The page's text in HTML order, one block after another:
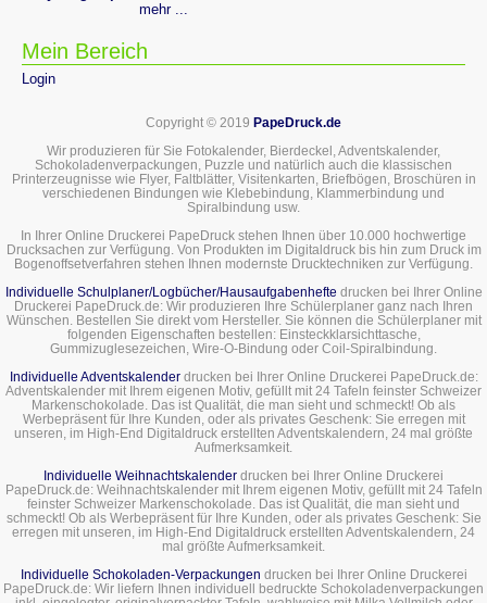
mehr ...
Mein Bereich
Login
Copyright © 2019 PapeDruck.de
Wir produzieren für Sie Fotokalender, Bierdeckel, Adventskalender,
Schokoladenverpackungen, Puzzle und natürlich auch die klassischen
Printerzeugnisse wie Flyer, Faltblätter, Visitenkarten, Briefbögen, Broschüren in
verschiedenen Bindungen wie Klebebindung, Klammerbindung und
Spiralbindung usw.
In Ihrer Online Druckerei PapeDruck stehen Ihnen über 10.000 hochwertige
Drucksachen zur Verfügung. Von Produkten im Digitaldruck bis hin zum Druck im
Bogenoffsetverfahren stehen Ihnen modernste Drucktechniken zur Verfügung.
Individuelle Schulplaner/Logbücher/Hausaufgabenhefte drucken bei Ihrer Online
Druckerei PapeDruck.de: Wir produzieren Ihre Schülerplaner ganz nach Ihren
Wünschen. Bestellen Sie direkt vom Hersteller. Sie können die Schülerplaner mit
folgenden Eigenschaften bestellen: Einsteckklarsichttasche,
Gummizuglesezeichen, Wire-O-Bindung oder Coil-Spiralbindung.
Individuelle Adventskalenderdrucken bei Ihrer Online Druckerei PapeDruck.de:
Adventskalender mit Ihrem eigenen Motiv, gefüllt mit 24 Tafeln feinster Schweizer
Markenschokolade. Das ist Qualität, die man sieht und schmeckt! Ob als
Werbepräsent für Ihre Kunden, oder als privates Geschenk: Sie erregen mit
unseren, im High-End Digitaldruck erstellten Adventskalendern, 24 mal größte
Aufmerksamkeit.
Individuelle Weihnachtskalender drucken bei Ihrer Online Druckerei
PapeDruck.de: Weihnachtskalender mit Ihrem eigenen Motiv, gefüllt mit 24 Tafeln
feinster Schweizer Markenschokolade. Das ist Qualität, die man sieht und
schmeckt! Ob als Werbepräsent für Ihre Kunden, oder als privates Geschenk: Sie
erregen mit unseren, im High-End Digitaldruck erstellten Adventskalendern, 24
mal größte Aufmerksamkeit.
Individuelle Schokoladen-Verpackungen drucken bei Ihrer Online Druckerei
PapeDruck.de: Wir liefern Ihnen individuell bedruckte Schokoladenverpackungen